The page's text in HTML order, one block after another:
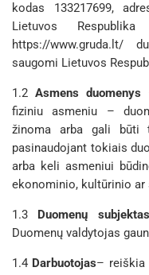
kodas 133217699,
Lietuvos
https://www.gruda.lt/
saugomi Lietuvos
1.2 Asmens duomenys
fiziniu asmeniu –
žinoma arba gali būti
pasinaudojant tokiais
arba keli asmeniui
ekonominio, kultūrinio
1.3 Duomenų subjektas
Duomenų valdytojas
1.4 Darbuotojas– reiškia